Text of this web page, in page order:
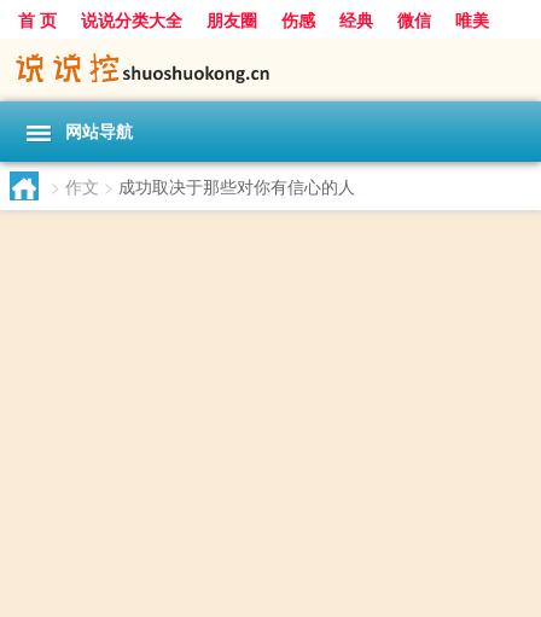
首 页 说说分类大全 朋友圈 伤感 经典 微信
唯美
励志
爱情 搞笑
网站导航
> 作文 > 成功取决于那些对你有信心的人